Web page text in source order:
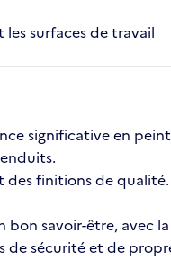
surfaces de travail
significative en
finitions de
savoir-être,
de sécurité et de